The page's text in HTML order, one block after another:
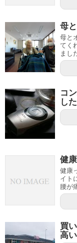
母
母と
てく
まし
コ
した
健
健康
イト
腰が
買
高